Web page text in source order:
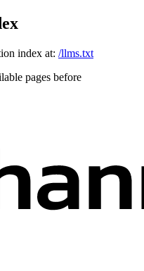
index at: /llms.txt
pages before